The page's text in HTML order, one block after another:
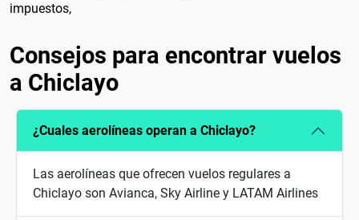
impuestos,
Consejos para encontrar vuelos
a Chiclayo
¿Cuales aerolíneas operan a Chiclayo?
Las aerolíneas que ofrecen vuelos regulares a
Chiclayo son Avianca, Sky Airline y LATAM Airlines